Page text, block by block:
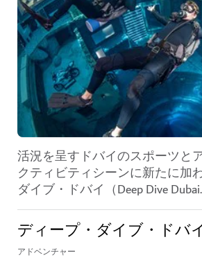
活況を呈すドバイのスポーツと
クティビティシーンに新たに加
ダイブ・ドバイ（Deep Dive Dubai
ディープ・ダイブ・ドバ
アドベンチャー